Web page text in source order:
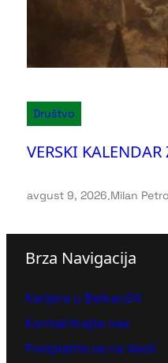
Društvo
VERSKI
avgust 9, 2026.Milan
Brza Navigacija
Karijera u Balkan24
Kontaktirajte nas
Pretplatite se na Vesti